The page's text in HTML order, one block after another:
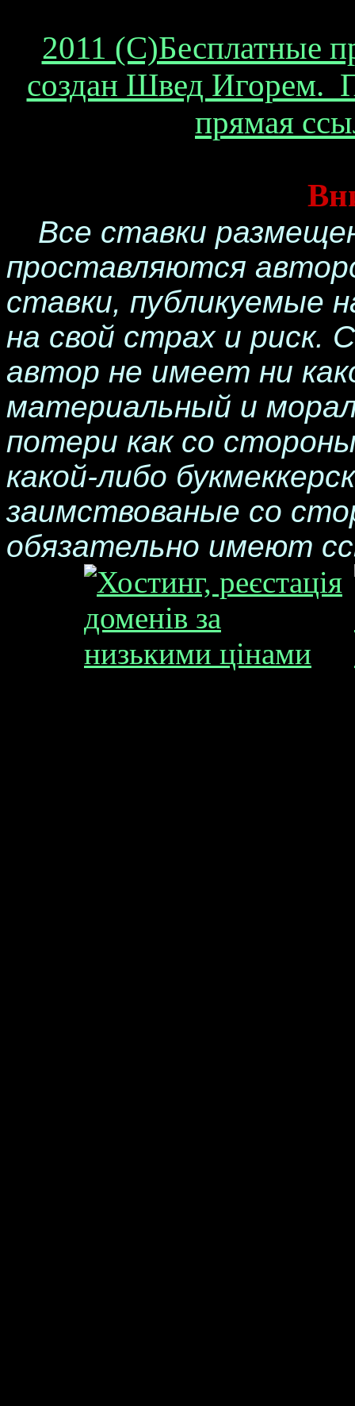
2011 (С)Бесплатные
создан Швед Игорем.
прямая
Все ставки
проставляются
ставки, публикуемые
на свой страх и риск.
автор не имеет ни
материальный и
потери как со
какой-либо
заимствованые со
обязательно имеют